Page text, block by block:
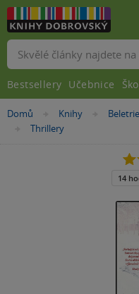
Nacházíte
Domů »Knihy »
Beletrie
»
Thrillery
14
Vyhledávání
Bestsellery Učebnice